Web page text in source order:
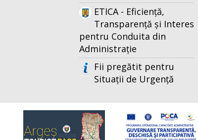
ETICA - Eficiență,
Transparență și Interes
pentru Conduita din
Administrație
Fii pregătit pentru
Situații de Urgență